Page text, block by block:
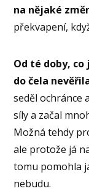
na nějaké
překvapení,
Od té doby,
do čela
seděl ochránce
síly a začal
Možná tehdy
ale protože já
tomu pomohla
nebudu.